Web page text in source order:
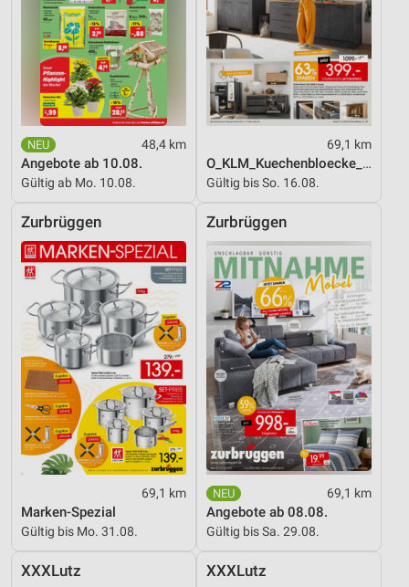
48,4 km
Angebote ab 10.08.
Gültig ab Mo. 10.08.
69,1 km
O_KLM_Kuechenbloecke_01_26_ES
Gültig bis So. 16.08.
Zurbrüggen
69,1 km
Marken-Spezial
Gültig bis Mo. 31.08.
Zurbrüggen
69,1 km
Angebote ab 08.08.
Gültig bis Sa. 29.08.
XXXLutz XXXLutz